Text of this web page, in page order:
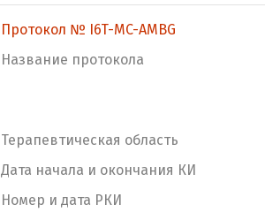
Протокол № I6T-MC-AMBG
Название протокола
Терапевтическая область
Дата начала и окончания КИ
Номер и дата РКИ